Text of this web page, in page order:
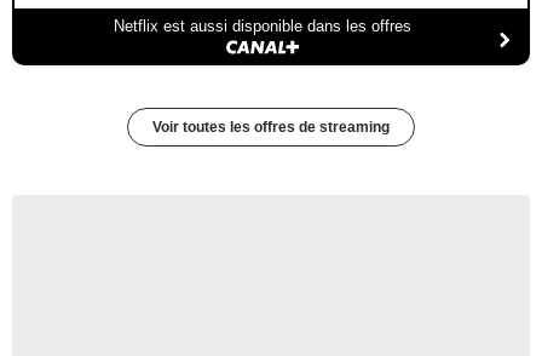
Netflix est aussi disponible dans les offres
Voir toutes les offres de streaming